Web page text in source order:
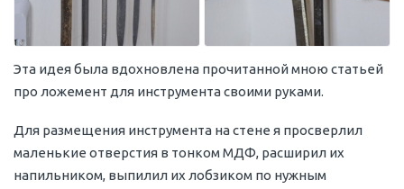
Эта идея была вдохновлена прочитанной мною статьей
про ложемент для инструмента своими руками.
Для размещения инструмента на стене я просверлил
маленькие отверстия в тонком МДФ, расширил их
напильником, выпилил их лобзиком по нужным